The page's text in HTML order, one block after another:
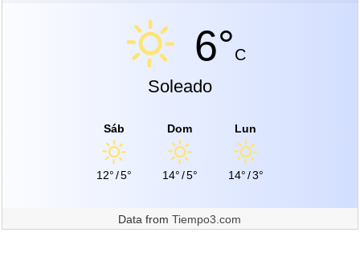
6°C
Soleado
Sáb
12°/5°
Dom
14°/5°
Lun
14°/3°
Data fromTiempo3.com